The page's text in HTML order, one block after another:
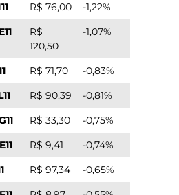
R$ 76,00
-1,22%
R$
120,50
-1,07%
R$ 71,70
-0,83%
R$ 90,39
-0,81%
R$ 33,30
-0,75%
R$ 9,41
-0,74%
R$ 97,34
-0,65%